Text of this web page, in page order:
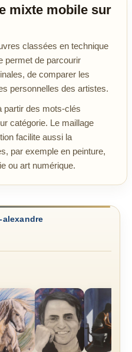
mixte mobile sur
classées en technique
permet de parcourir
de comparer les
personnelles des artistes.
partir des mots-clés
catégorie. Le maillage
facilite aussi la
par exemple en peinture,
ou art numérique.
alexandre